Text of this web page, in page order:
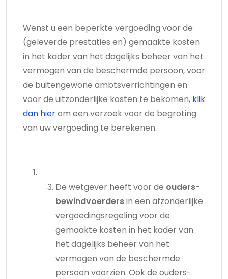
Wenst u een beperkte vergoeding voor de
(geleverde prestaties en) gemaakte kosten
in het kader van het dagelijks beheer van het
vermogen van de beschermde persoon, voor
de buitengewone ambtsverrichtingen en
voor de uitzonderlijke kosten te bekomen, klik
dan hierom een verzoek voor de begroting
van uw vergoeding te berekenen.
De wetgever heeft voor de ouders-
bewindvoerdersin een afzonderlijke
vergoedingsregeling voor de
gemaakte kosten in het kader van
het dagelijks beheer van het
vermogen van de beschermde
persoon voorzien. Ook de ouders-